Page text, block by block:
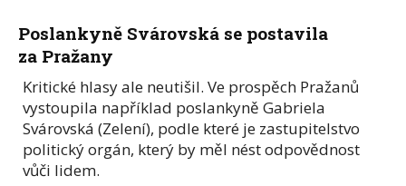
Poslankyně Svárovská se postavila
za Pražany
Kritické hlasy ale neutišil. Ve prospěch Pražanů
vystoupila například poslankyně Gabriela
Svárovská (Zelení), podle které je zastupitelstvo
politický orgán, který by měl nést odpovědnost
vůči lidem.